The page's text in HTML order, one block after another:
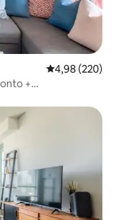
Note
4,98 (220)
+
aimés